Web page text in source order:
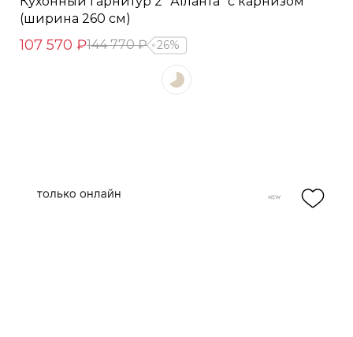
(ширина 260 см)
107 570 ₽144 770 ₽ 26%